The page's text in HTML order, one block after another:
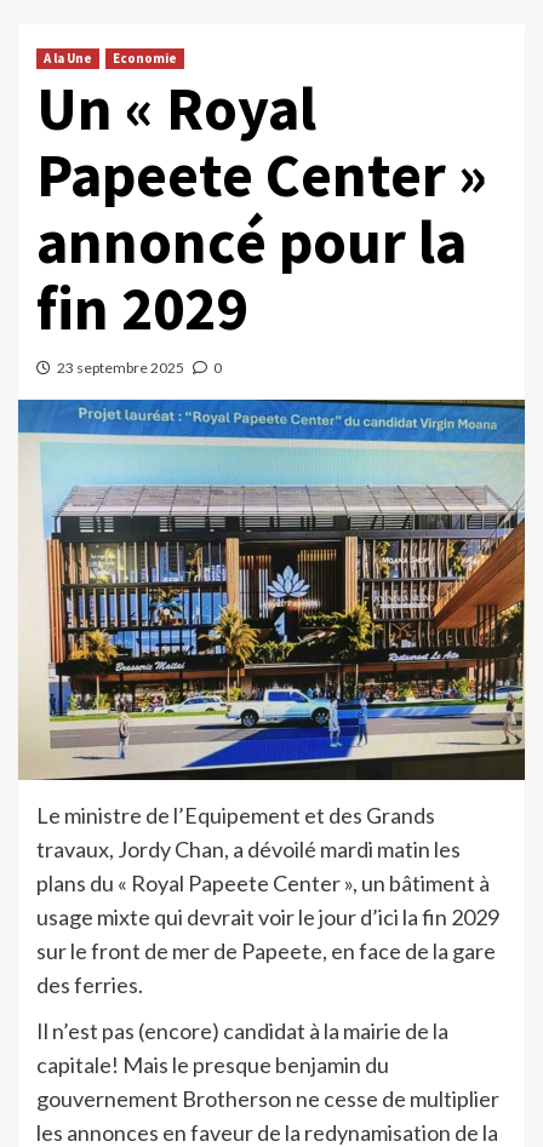
A la Une Economie
Un « Royal
Papeete Center »
annoncé pour la
fin 2029
23 septembre 2025 0
Le ministre de l’Equipement et des Grands
travaux, Jordy Chan, a dévoilé mardi matin les
plans du « Royal Papeete Center », un bâtiment à
usage mixte qui devrait voir le jour d’ici la fin 2029
sur le front de mer de Papeete, en face de la gare
des ferries.
Il n’est pas (encore) candidat à la mairie de la
capitale! Mais le presque benjamin du
gouvernement Brotherson ne cesse de multiplier
les annonces en faveur de la redynamisation de la